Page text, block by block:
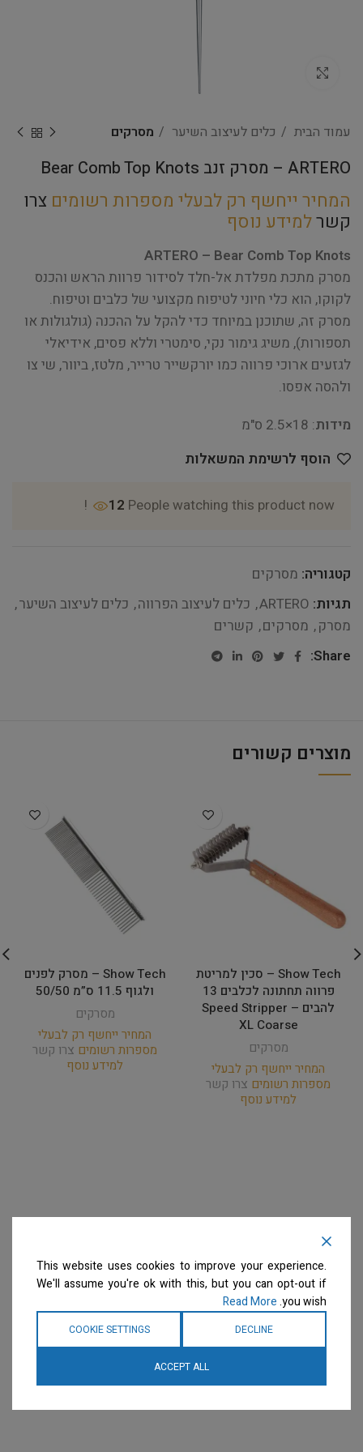
עמוד הבית כלים לעיצוב השיער מסרקים
ARTERO – מסרק זנב Bear Comb Top Knots
המחיר ייחשף רק לבעלי מספרות רשומים צרו
קשרלמידע נוסף
ARTERO – Bear Comb Top Knots
מסרק מתכת מפלדת אל-חלד לסידור פרוות הראש והכנס
לקוקו, הוא כלי חיוני לטיפוח מקצועי של כלבים וטיפוח.
מסרק זה, שתוכנן במיוחד כדי להקל על ההכנה (גולגולות או
תספורות), משיג גימור נקי, סימטרי וללא פסים, אידיאלי
לגזעים ארוכי פרווה כמו יורקשייר טרייר, מלטז, ביוור, שי צו
ולהסה אפסו.
מידות: 18×2.5 ס"מ
הוסף לרשימת המשאלות
12 People watching this product now!
קטגוריה: מסרקים
תגיות: ARTERO
, כלים לעיצוב הפרווה, כלים לעיצוב השיער,
מסרק, מסרקים, קשרים
Share:
מוצרים קשורים
Show Tech – סכין למריטת
פרווה תחתונה לכלבים 13
להבים – Speed Stripper
XL Coarse
מסרקים
המחיר ייחשף רק לבעלי
מספרות רשומים צרו קשר
למידע נוסף
Show Tech – מסרק לפנים
ולגוף 11.5 ס”מ 50/50
מסרקים
המחיר ייחשף רק לבעלי
מספרות רשומים צרו קשר
למידע נוסף
This website uses cookies to improve your experience.
We'll assume you're ok with this, but you can opt-out if
you wish.
Read More
DECLINE
COOKIE SETTINGS
ACCEPT ALL